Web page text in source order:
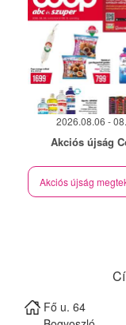
2026.08.06 -
Akciós újság
Akciós újság
Fő u. 64